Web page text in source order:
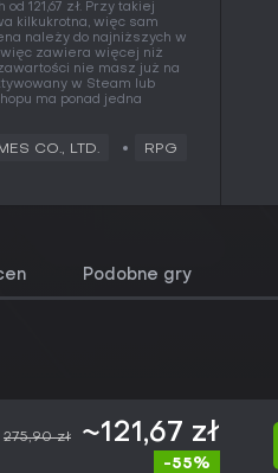
121,67 zł. Przy takiej
kilkukrotna, więc sam
należy do najniższych w
więc zawiera więcej niż
nie masz już na
w Steam lub
ma ponad jedna
CO., LTD. RPG
Podobne gry
275,90 zł ~121,67 zł
-55%